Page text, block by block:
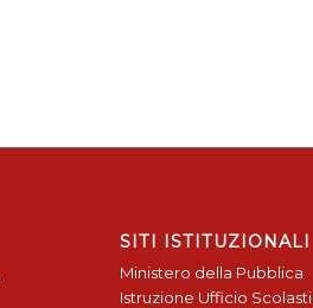
SITI ISTITUZIONALI
Ministero della Pubblica
Istruzione Ufficio